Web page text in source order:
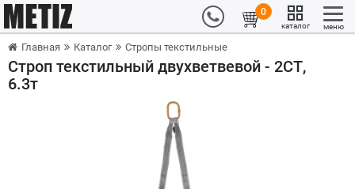
0
каталог меню
Главная Каталог Стропы текстильные
Строп текстильный двухветвевой - 2СТ,
6.3т